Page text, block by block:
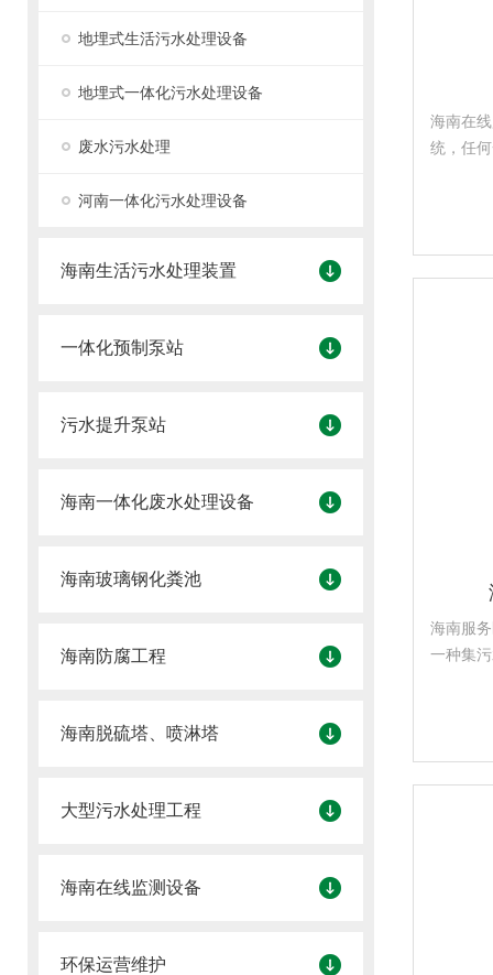
地埋式生活污水处理设备
地埋式一体化污水处理设备
废水污水处理
河南一体化污水处理设备
海南生活污水处理装置
一体化预制泵站
污水提升泵站
海南一体化废水处理设备
海南玻璃钢化粪池
海南防腐工程
海南脱硫塔、喷淋塔
大型污水处理工程
海南在线监测设备
环保运营维护
海南在
统，任
海南服
一种集